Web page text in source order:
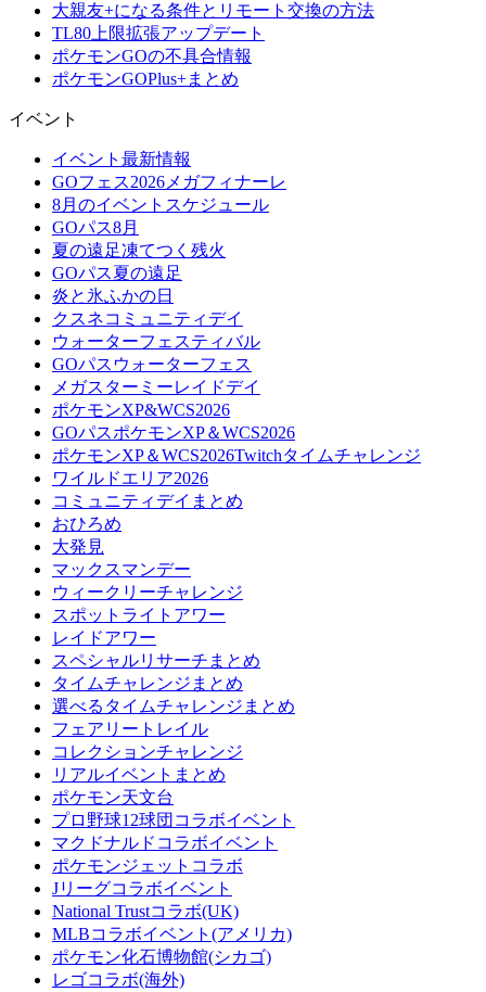
大親友+になる条件とリモート交換の方法
TL80上限拡張アップデート
ポケモンGOの不具合情報
ポケモンGOPlus+まとめ
イベント
イベント最新情報
GOフェス2026メガフィナーレ
8月のイベントスケジュール
GOパス8月
夏の遠足凍てつく残火
GOパス夏の遠足
炎と氷ふかの日
クスネコミュニティデイ
ウォーターフェスティバル
GOパスウォーターフェス
メガスターミーレイドデイ
ポケモンXP&WCS2026
GOパスポケモンXP＆WCS2026
ポケモンXP＆WCS2026Twitchタイムチャレンジ
ワイルドエリア2026
コミュニティデイまとめ
おひろめ
大発見
マックスマンデー
ウィークリーチャレンジ
スポットライトアワー
レイドアワー
スペシャルリサーチまとめ
タイムチャレンジまとめ
選べるタイムチャレンジまとめ
フェアリートレイル
コレクションチャレンジ
リアルイベントまとめ
ポケモン天文台
プロ野球12球団コラボイベント
マクドナルドコラボイベント
ポケモンジェットコラボ
Jリーグコラボイベント
National Trustコラボ(UK)
MLBコラボイベント(アメリカ)
ポケモン化石博物館(シカゴ)
レゴコラボ(海外)